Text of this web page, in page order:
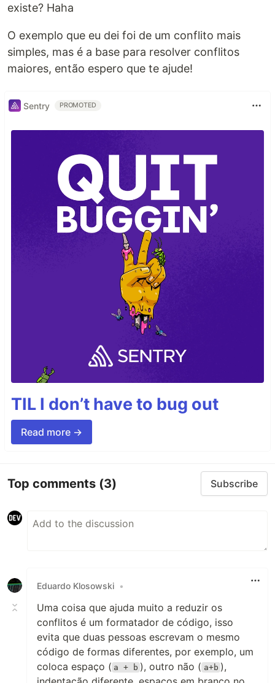
existe? Haha
O exemplo que eu dei foi de um conflito mais
simples, mas é a base para resolver conflitos
maiores, então espero que te ajude!
Sentry PROMOTED
TIL I don’t have to bug out
Read more →
Top comments (3) Subscribe
Eduardo Klosowski •
Uma coisa que ajuda muito a reduzir os
conflitos é um formatador de código, isso
evita que duas pessoas escrevam o mesmo
código de formas diferentes, por exemplo, um
coloca espaço ( a + b ), outro não ( a+b ),